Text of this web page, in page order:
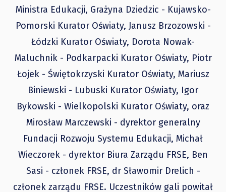
Ministra Edukacji, Grażyna Dziedzic - Kujawsko-
Pomorski Kurator Oświaty, Janusz Brzozowski -
Łódzki Kurator Oświaty, Dorota Nowak-
Maluchnik - Podkarpacki Kurator Oświaty, Piotr
Łojek - Świętokrzyski Kurator Oświaty, Mariusz
Biniewski - Lubuski Kurator Oświaty, Igor
Bykowski - Wielkopolski Kurator Oświaty, oraz
Mirosław Marczewski - dyrektor generalny
Fundacji Rozwoju Systemu Edukacji, Michał
Wieczorek - dyrektor Biura Zarządu FRSE, Ben
Sasi - członek FRSE, dr Sławomir Drelich -
członek zarządu FRSE. Uczestników gali powitał